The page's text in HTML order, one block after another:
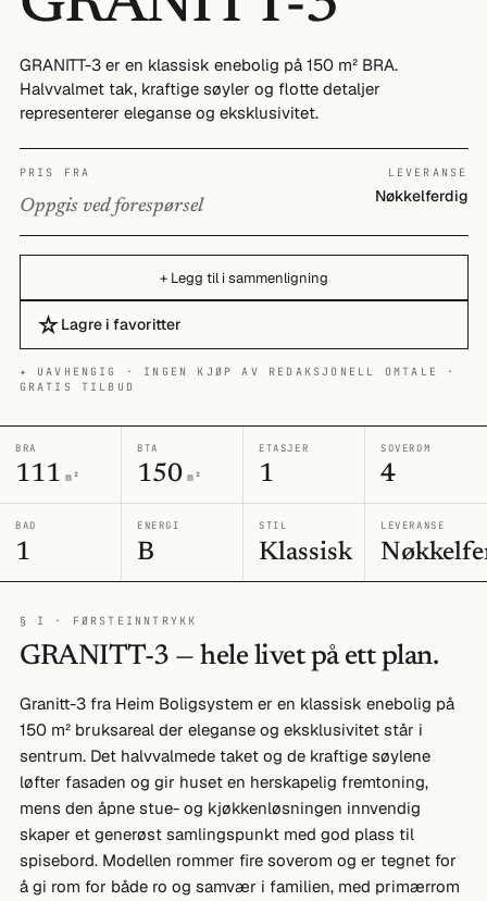
GRANITT-3 er en klassisk enebolig på 150 m² BRA.
Halvvalmet tak, kraftige søyler og flotte detaljer
representerer eleganse og eksklusivitet.
PRIS FRA
Oppgis ved forespørsel
LEVERANSE
Nøkkelferdig
+ Legg til i sammenligning
☆Lagre i favoritter
✦ UAVHENGIG · INGEN KJØP AV REDAKSJONELL OMTALE ·
GRATIS TILBUD
BRA
111 m²
BTA
150 m²
ETASJER
1
SOVEROM
4
BAD
1
ENERGI
B
STIL
Klassisk
LEVERANSE
§ I · FØRSTEINNTRYKK
GRANITT-3 — hele livet på ett plan.
Granitt-3 fra Heim Boligsystem er en klassisk enebolig på
150 m² bruksareal der eleganse og eksklusivitet står i
sentrum. Det halvvalmede taket og de kraftige søylene
løfter fasaden og gir huset en herskapelig fremtoning,
mens den åpne stue- og kjøkkenløsningen innvendig
skaper et generøst samlingspunkt med god plass til
spisebord. Modellen rommer fire soverom og er tegnet for
å gi rom for både ro og samvær i familien, med primærrom